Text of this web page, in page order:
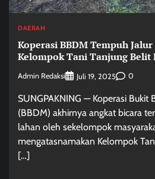
DAERAH
Koperasi BBDM Tempuh
Kelompok Tani Tanjung Belit
Admin Redaksi Juli 19, 2025 0
SUNGPAKNING — Koperasi Bukit
(BBDM) akhirnya angkat bicara
lahan oleh sekelompok
mengatasnamakan Kelompok
[…]